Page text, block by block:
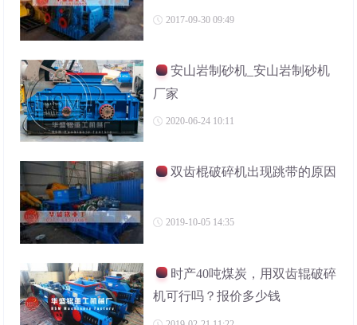
2017-09-30 09:49
安山岩制砂机_安山岩制砂机
厂家
2020-06-24 10:11
双齿棍破碎机出现跳带的原因
2019-10-05 14:35
时产40吨煤炭，用双齿辊破碎
机可行吗？报价多少钱